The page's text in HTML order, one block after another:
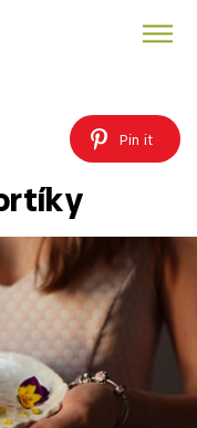
Pin it